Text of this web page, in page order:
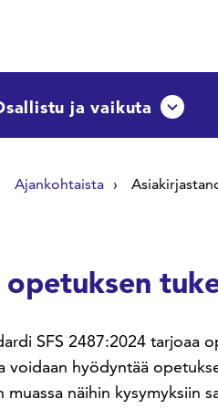
ja vaikuta Avaa tai
Ajankohtaista
SFS 2487:2024 tarjoaa
voidaan hyödyntää
näihin kysymyksiin